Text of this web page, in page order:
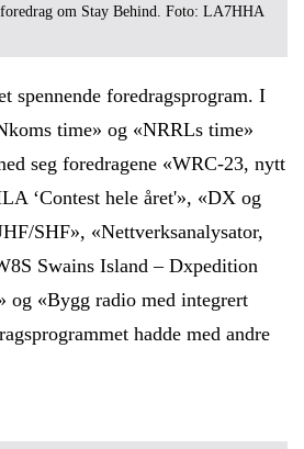
om Stay Behind. Foto: LA7HHA
spennende foredragsprogram. I
time» og «NRRLs time»
seg foredragene «WRC-23, nytt
‘Contest hele året'», «DX og
SHF», «Nettverksanalysator,
Swains Island – Dxpedition
og «Bygg radio med integrert
hadde med andre